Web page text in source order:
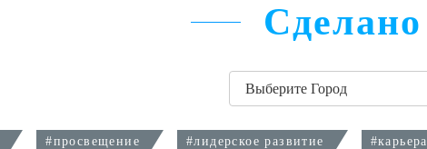
Сделано
Выберите Город
#просвещение #лидерское развитие #карьера